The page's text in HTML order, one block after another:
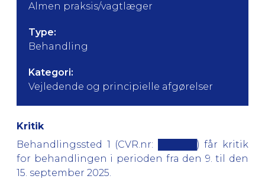
Almen praksis/vagtlæger
Type:
Behandling
Kategori:
Vejledende og principielle afgørelser
Kritik
Behandlingssted 1 (CVR.nr: ██████) får kritik
for behandlingen i perioden fra den 9. til den
15. september 2025.